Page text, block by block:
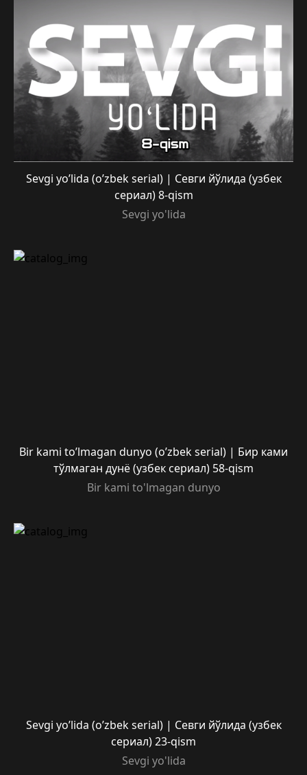
Sevgi yo’lida (o’zbek serial) | Севги йўлида (узбек
сериал) 8-qism
Sevgi yo'lida
Bir kami to’lmagan dunyo (o’zbek serial) | Бир ками
тўлмаган дунё (узбек сериал) 58-qism
Bir kami to'lmagan dunyo
Sevgi yo’lida (o’zbek serial) | Севги йўлида (узбек
сериал) 23-qism
Sevgi yo'lida